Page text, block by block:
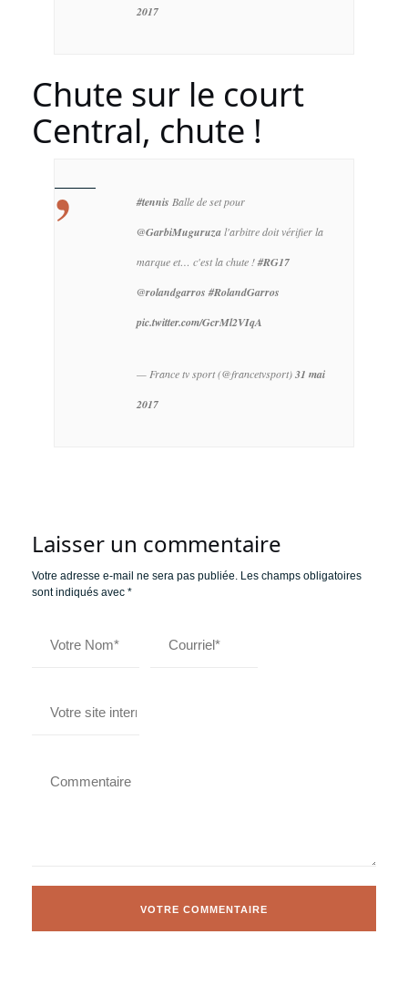
2017
Chute sur le court
Central, chute !
#tennis Balle de set pour
@GarbiMuguruzal'arbitre doit vérifier la
marque et… c'est la chute !#RG17
@rolandgarros #RolandGarros
pic.twitter.com/GcrMl2VIqA
— France tv sport (@francetvsport)31 mai
2017
Laisser un commentaire
Votre adresse e-mail ne sera pas publiée. Les champs obligatoires
sont indiqués avec *